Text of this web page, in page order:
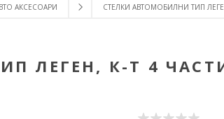
АКСЕСОАРИ СТЕЛКИ АВТОМОБИЛНИ ТИП
ЛЕГЕН, К-Т 4 ЧАСТИ,